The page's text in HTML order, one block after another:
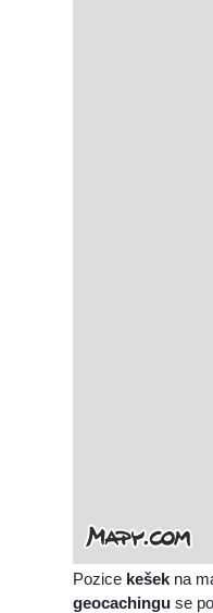
Pozice kešek na
geocachingu se